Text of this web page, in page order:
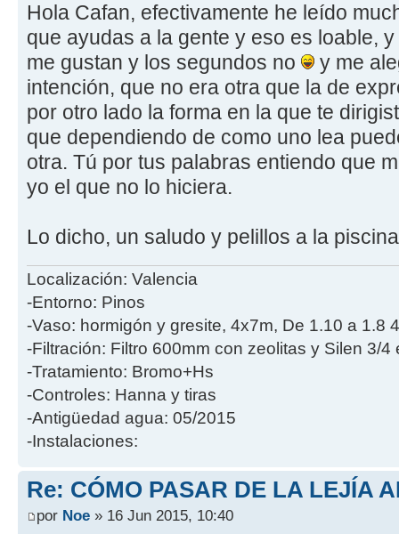
Hola Cafan, efectivamente he leído
que ayudas a la gente y eso es loable,
me gustan y los segundos no
y me
intención, que no era otra que la de
por otro lado la forma en la que te
que dependiendo de como uno lea
otra. Tú por tus palabras entiendo que
yo el que no lo hiciera.
Lo dicho, un saludo y pelillos a la
Localización: Valencia
-Entorno: Pinos
-Vaso: hormigón y gresite, 4x7m, De 1.10 a 1.8
-Filtración: Filtro 600mm con zeolitas y Silen 3/4
-Tratamiento: Bromo+Hs
-Controles: Hanna y tiras
-Antigüedad agua: 05/2015
-Instalaciones:
Re: CÓMO PASAR DE LA LEJÍA
por Noe » 16 Jun 2015, 10:40